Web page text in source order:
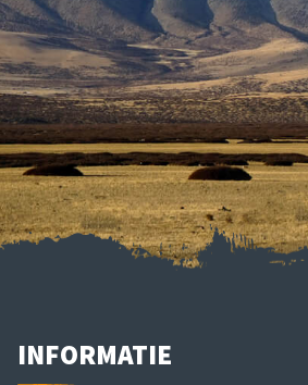
INFORMATIE